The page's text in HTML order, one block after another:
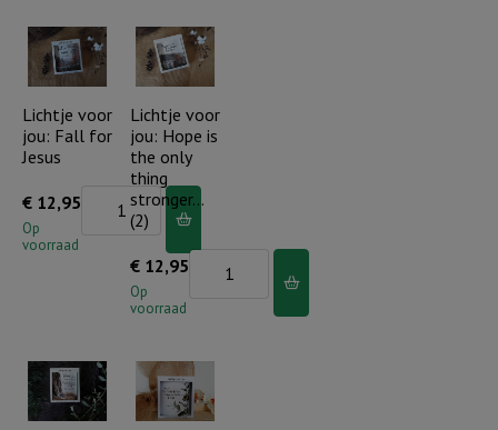
makes
all
things
beautiful
wil
dag
voor
jou
zorgen
aantal
Lichtje voor
jou: Fall for
Jesus
€ 12,95
Op
voorraad
Lichtje
aantal
Lichtje voor
jou: Hope is
the only
thing
stronger…
(2)
€ 12,95
Op
voorraad
Lichtje
is
the